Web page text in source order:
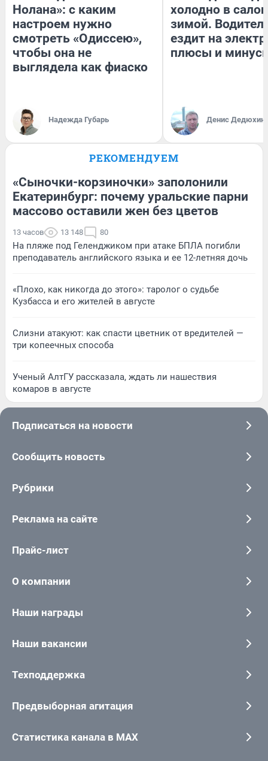
Нолана»: с каким
настроем нужно
смотреть «Одиссею»,
чтобы она не
выглядела как фиаско
Надежда Губарь
холодно в
зимой.
ездит на
плюсы и
Денис Дедюхин
РЕКОМЕНДУЕМ
«Сыночки-корзиночки» заполонили
Екатеринбург: почему уральские парни
массово оставили жен без цветов
13 часов 13 148 80
На пляже под Геленджиком при атаке БПЛА погибли
преподаватель английского языка и ее 12-летняя дочь
«Плохо, как никогда до этого»: таролог о судьбе
Кузбасса и его жителей в августе
Слизни атакуют: как спасти цветник от вредителей —
три копеечных способа
Ученый АлтГУ рассказала, ждать ли нашествия
комаров в августе
Подписаться на новости
Сообщить новость
Рубрики
Реклама на сайте
Прайс-лист
О компании
Наши награды
Наши вакансии
Техподдержка
Предвыборная агитация
Статистика канала в MAX